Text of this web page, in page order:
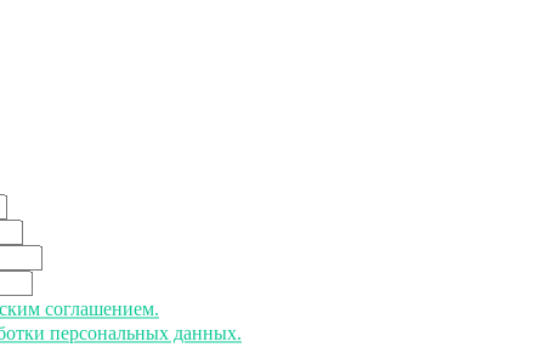
соглашением.
персональных данных.